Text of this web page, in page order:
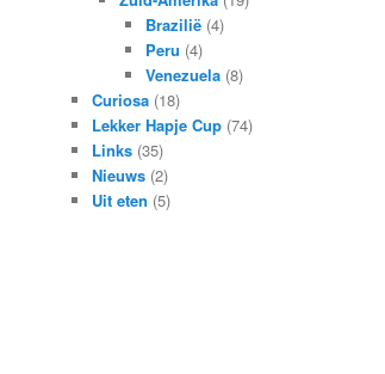
Brazilië (4)
Peru (4)
Venezuela (8)
Curiosa (18)
Lekker Hapje Cup (74)
Links (35)
Nieuws (2)
Uit eten (5)